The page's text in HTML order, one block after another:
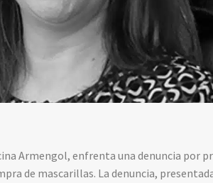
Armengol, enfrenta una denuncia por
de mascarillas. La denuncia,